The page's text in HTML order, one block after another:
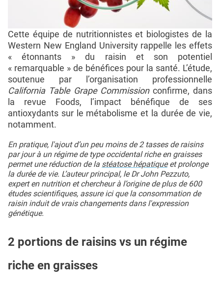
Cette équipe de nutritionnistes et biologistes de la
Western New England University rappelle les effets
« étonnants » du raisin et son potentiel
« remarquable » de bénéfices pour la santé. L’étude,
soutenue par l’organisation professionnelle
California Table Grape Commissionconfirme, dans
la revue Foods, l’impact bénéfique de ses
antioxydants sur le métabolisme et la durée de vie,
notamment.
En pratique, l'ajout d’un peu moins de 2 tasses de raisins
par jour à un régime de type occidental riche en graisses
permet une réduction de la stéatose hépatiqueet prolonge
la durée de vie. L’auteur principal, le Dr John Pezzuto,
expert en nutrition et chercheur à l’origine de plus de 600
études scientifiques, assure ici que la consommation de
raisin induit de vrais changements dans l'expression
génétique.
2 portions de raisins vs un régime
riche en graisses